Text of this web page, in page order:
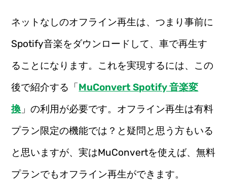
ネットなしのオフライン再生は、つまり事前に
Spotify音楽をダウンロードして、車で再生す
ることになります。これを実現するには、この
後で紹介する「MuConvert Spotify 音楽変
換 」の利用が必要です。オフライン再生は有料
プラン限定の機能では？と疑問と思う方もいる
と思いますが、実はMuConvertを使えば、無料
プランでもオフライン再生ができます。